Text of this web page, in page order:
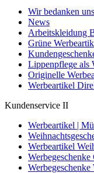
Wir bedanken
News
Arbeitskleidung
Grüne
Lippenpflege als
Originelle
Werbeartikel
Kundenservice II
Werbeartikel |
Werbeartikel
Werbegeschenke
Werbegeschenke